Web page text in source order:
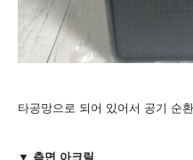
타공망으로 되어 있어서 공기 순
▼ 측면 아크릴